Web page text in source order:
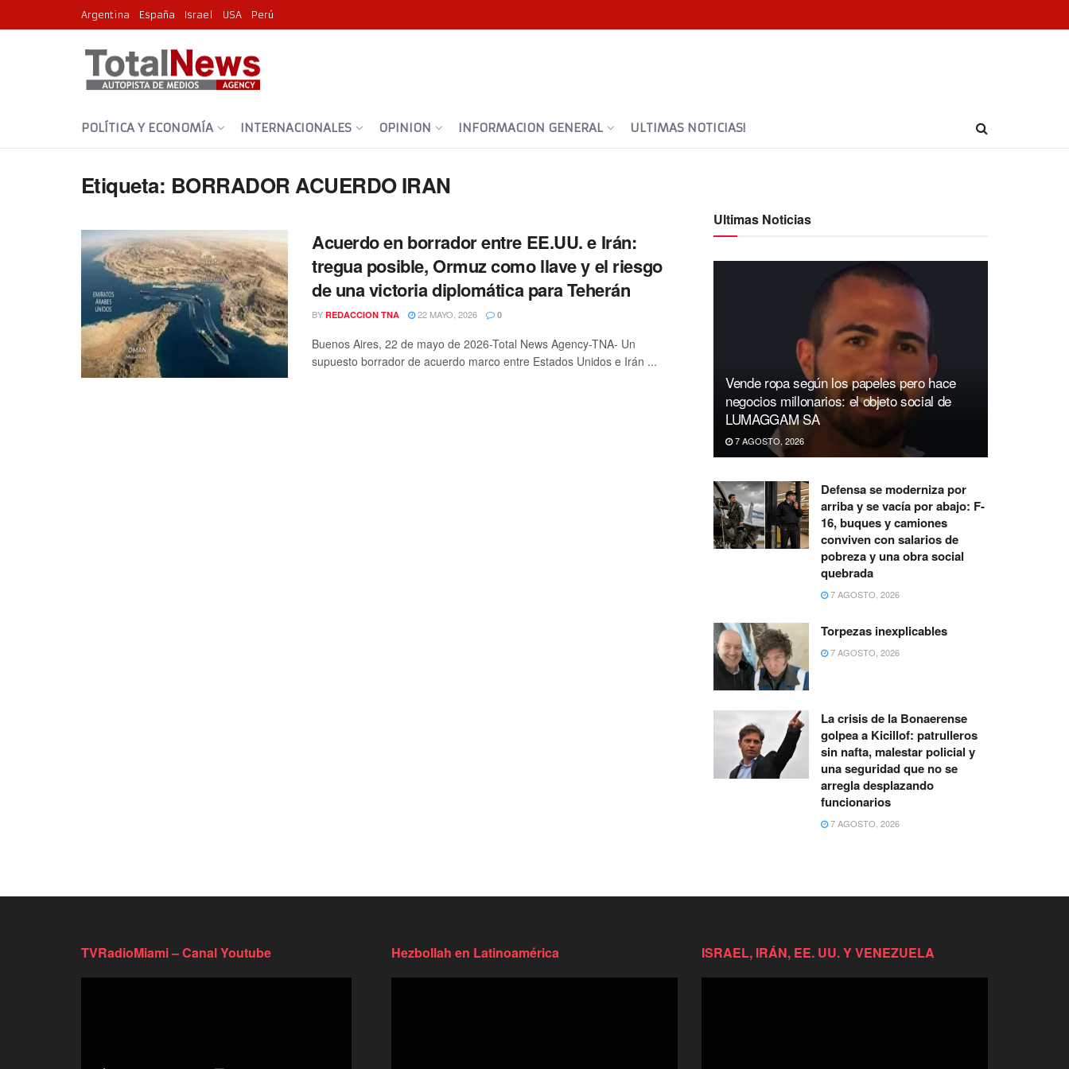
Argentina España Israel USA Perú
POLÍTICA Y ECONOMÍA INTERNACIONALES OPINION INFORMACION GENERAL ULTIMAS NOTICIAS!
Etiqueta: BORRADOR ACUERDO IRAN
Acuerdo en borrador entre EE.UU. e Irán:
tregua posible, Ormuz como llave y el riesgo
de una victoria diplomática para Teherán
BY REDACCION TNA 22 MAYO, 2026 0
Buenos Aires, 22 de mayo de 2026-Total News Agency-TNA- Un
supuesto borrador de acuerdo marco entre Estados Unidos e Irán ...
Ultimas Noticias
Vende ropa según los papeles pero hace
negocios millonarios: el objeto social de
LUMAGGAM SA
7 AGOSTO, 2026
Defensa se moderniza por
arriba y se vacía por abajo: F-
16, buques y camiones
conviven con salarios de
pobreza y una obra social
quebrada
7 AGOSTO, 2026
Torpezas inexplicables
7 AGOSTO, 2026
La crisis de la Bonaerense
golpea a Kicillof: patrulleros
sin nafta, malestar policial y
una seguridad que no se
arregla desplazando
funcionarios
7 AGOSTO, 2026
TVRadioMiami – Canal Youtube Hezbollah en Latinoamérica ISRAEL, IRÁN, EE. UU. Y VENEZUELA